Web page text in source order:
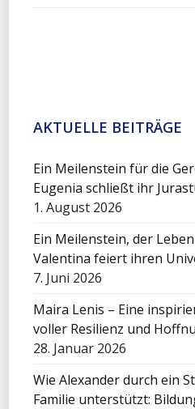
AKTUELLE BEITRÄGE
Ein Meilenstein für die
Eugenia schließt ihr
1. August 2026
Ein Meilenstein, der
Valentina feiert ihren
7. Juni 2026
Maira Lenis – Eine
voller Resilienz und
28. Januar 2026
Wie Alexander durch ein
Familie unterstützt: